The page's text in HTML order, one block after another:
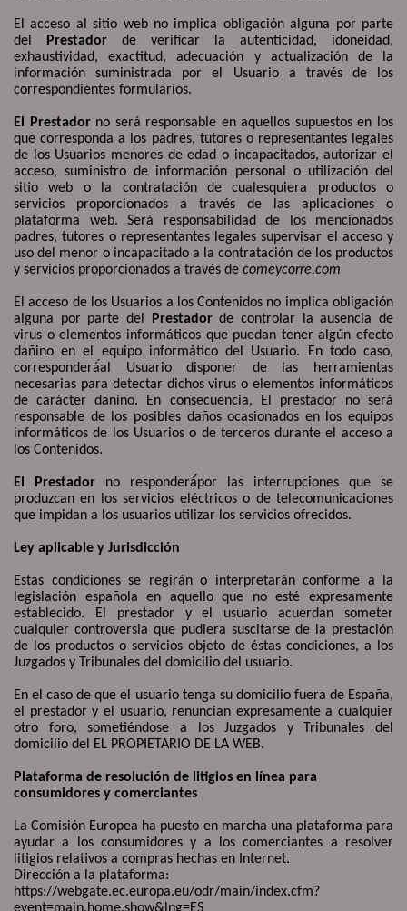
El acceso al sitio web no implica obligación alguna por parte
del
Prestador de verificar la autenticidad, idoneidad,
exhaustividad, exactitud, adecuación y actualización de la
información suministrada por el Usuario a través de los
correspondientes formularios.
El Prestador no será responsable en aquellos supuestos en los
que corresponda a los padres, tutores o representantes legales
de los Usuarios menores de edad o incapacitados, autorizar el
acceso, suministro de información personal o utilización del
sitio web o la contratación de cualesquiera productos o
servicios proporcionados a través de las aplicaciones o
plataforma web. Será responsabilidad de los mencionados
padres, tutores o representantes legales supervisar el acceso y
uso del menor o incapacitado a la contratación de los productos
y servicios proporcionados a través de comeycorre.com
El acceso de los Usuarios a los Contenidos no implica obligación
alguna por parte del
Prestadorde controlar la ausencia de
virus o elementos informáticos que puedan tener algún efecto
dañino en el equipo informático del Usuario. En todo caso,
corresponderáal Usuario disponer de las herramientas
necesarias para detectar dichos virus o elementos informáticos
de carácter dañino. En consecuencia, El prestador no será
responsable de los posibles daños ocasionados en los equipos
informáticos de los Usuarios o de terceros durante el acceso a
los Contenidos.
El Prestador no responderápor las interrupciones que se
produzcan en los servicios eléctricos o de telecomunicaciones
que impidan a los usuarios utilizar los servicios ofrecidos.
Ley aplicable y Jurisdicción
Estas condiciones se regirán o interpretarán conforme a la
legislación española en aquello que no esté expresamente
establecido. El prestador y el usuario acuerdan someter
cualquier controversia que pudiera suscitarse de la prestación
de los productos o servicios objeto de éstas condiciones, a los
Juzgados y Tribunales del domicilio del usuario.
En el caso de que el usuario tenga su domicilio fuera de España,
el prestador y el usuario, renuncian expresamente a cualquier
otro foro, sometiéndose a los Juzgados y Tribunales del
domicilio del EL PROPIETARIO DE LA WEB.
Plataforma de resolución de litigios en línea para
consumidores y comerciantes
La Comisión Europea ha puesto en marcha una plataforma para
ayudar a los consumidores y a los comerciantes a resolver
litigios relativos a compras hechas en Internet.
Dirección a la plataforma:
https://webgate.ec.europa.eu/odr/main/index.cfm?